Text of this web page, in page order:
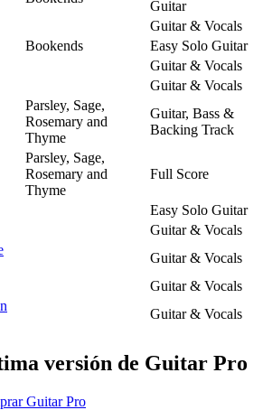
Guitar
Guitar & Vocals
Bookends
Easy Solo Guitar
Guitar & Vocals
Guitar & Vocals
Parsley, Sage,
Rosemary and
Thyme
Guitar, Bass &
Backing Track
Parsley, Sage,
Rosemary and
Thyme
Full Score
Easy Solo Guitar
Guitar & Vocals
Guitar & Vocals
Guitar & Vocals
Guitar & Vocals
versión de Guitar Pro
Guitar Pro